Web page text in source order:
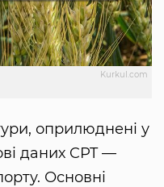
Kurkul.com
оприлюднені у
даних CPT —
Основні